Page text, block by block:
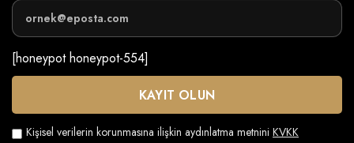
[honeypot honeypot-554]
Kişisel verilerin korunmasına ilişkin aydınlatma metnini KVKK